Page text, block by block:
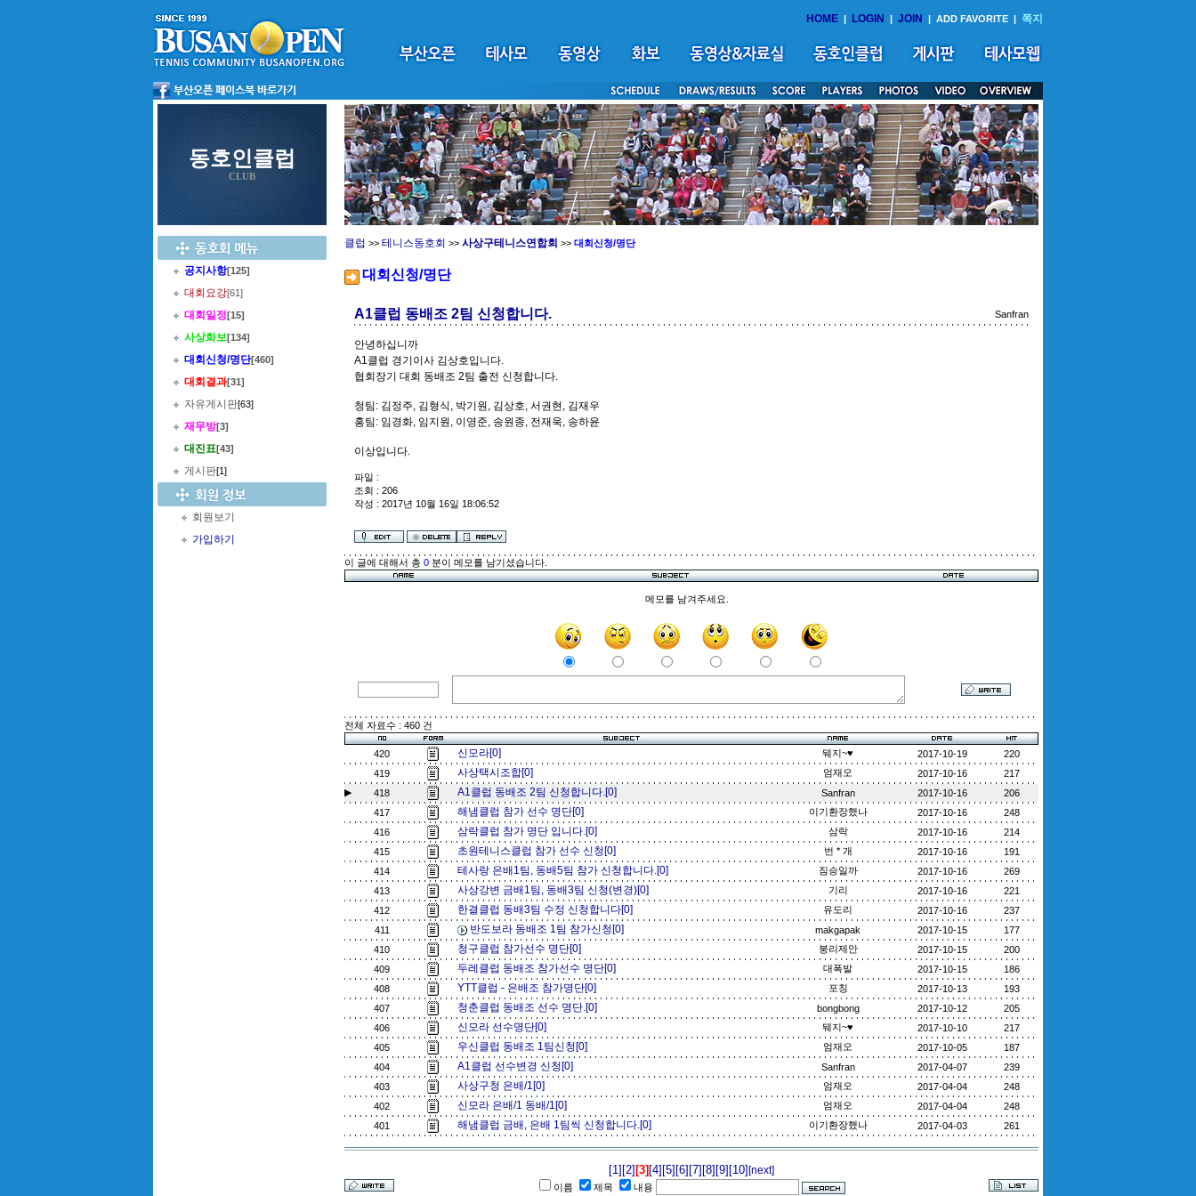
HOME | LOGIN | JOIN | ADD FAVORITE | 쪽지
동호인클럽
CLUB
공지사항[125]
대회요강[61]
대회일정[15]
사상화보[134]
대회신청/명단[460]
대회결과[31]
자유게시판[63]
재무방[3]
대진표[43]
게시판[1]
회원보기
가입하기
클럽 >> 테니스동호회 >> 사상구테니스연합회 >> 대회신청/명단
대회신청/명단
A1클럽 동배조 2팀 신청합니다. Sanfran
안녕하십니까
A1클럽 경기이사 김상호입니다.
협회장기 대회 동배조 2팀 출전 신청합니다.
청팀: 김정주, 김형식, 박기원, 김상호, 서권현, 김재우
홍팀: 임경화, 임지원, 이영준, 송원종, 전재욱, 송하윤
이상입니다.
파일 :
조회 : 206
작성 : 2017년 10월 16일 18:06:52
이 글에 대해서 총 0 분이 메모를 남기셨습니다.
메모를 남겨주세요.
전체 자료수 : 460 건
420 신모라[0] 뒈지~♥ 2017-10-19
220
419
사상택시조합[0] 엄재오 2017-10-16
217
▶
418 A1클럽 동배조 2팀 신청합니다.[0] Sanfran 2017-10-16
206
417
해냄클럽 참가 선수 명단[0] 이기환장했나 2017-10-16
248
416
삼락클럽 참가 명단 입니다.[0] 삼락 2017-10-16
214
415
초원테니스클럽 참가 선수 신청[0] 번 * 개 2017-10-16
191
414
테사랑 은배1팀, 동배5팀 참가 신청합니다.[0] 짐승일까 2017-10-16
269
413
사상강변 금배1팀, 동배3팀 신청(변경)[0] 기리 2017-10-16
221
412
한결클럽 동배3팀 수정 신청합니다[0] 유도리 2017-10-16
237
411
반도보라 동배조 1팀 참가신청[0] makgapak 2017-10-15
177
410
청구클럽 참가선수 명단[0] 붕리제안 2017-10-15
200
409
두레클럽 동배조 참가선수 명단[0] 대폭발 2017-10-15
186
408
YTT클럽 - 은배조 참가명단[0] 포칭 2017-10-13
193
407
청춘클럽 동배조 선수 명단.[0] bongbong 2017-10-12
205
406
신모라 선수명단[0] 뒈지~♥ 2017-10-10
217
405
우신클럽 동배조 1팀신청[0] 엄재오 2017-10-05
187
404
A1클럽 선수변경 신청[0] Sanfran 2017-04-07
239
403
사상구청 은배/1[0] 엄재오 2017-04-04
248
402
신모라 은배/1 동배/1[0] 엄재오 2017-04-04
248
401
해냄클럽 금배, 은배 1팀씩 신청합니다.[0] 이기환장했나 2017-04-03 261
[1] [2] [3] [4] [5] [6] [7] [8] [9] [10] [next]
이름 제목 내용